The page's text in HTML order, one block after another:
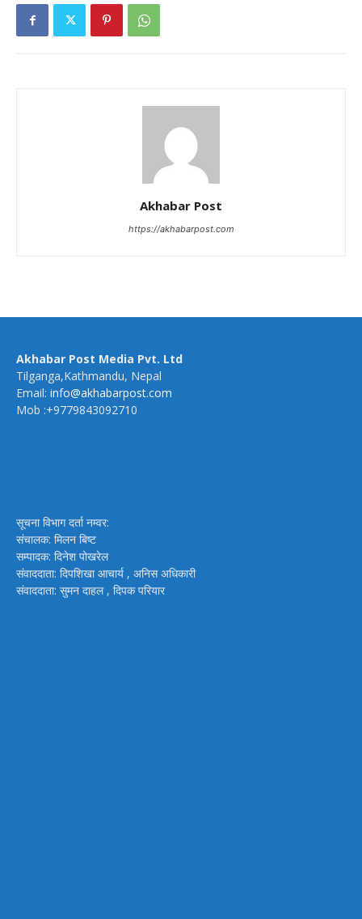
Akhabar Post
https://akhabarpost.com
Akhabar Post Media Pvt. Ltd
Tilganga,Kathmandu, Nepal
Email: info@akhabarpost.com
Mob :+9779843092710
सूचना विभाग दर्ता नम्वर:
संचालक: मिलन बिष्ट
सम्पादक: दिनेश पोखरेल
संवाददाता: दिपशिखा आचार्य , अनिस अधिकारी
संवाददाता: सुमन दाहल , दिपक परियार